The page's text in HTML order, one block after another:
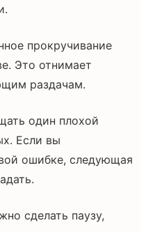
прокручивание
Это отнимает
раздачам.
один плохой
Если вы
ошибке, следующая
сделать паузу,